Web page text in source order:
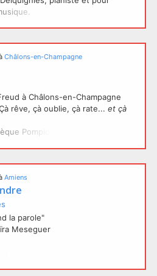
Châlons-en-Champagne
à Châlons-en-Champagne
rêve, çà oublie, çà rate...et çà
Pompidou
Amiens
la parole"
Meseguer